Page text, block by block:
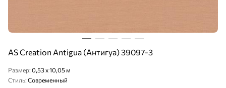
AS Creation Antigua (Антигуа) 39097-3
Размер: 0,53 x 10,05 м
Стиль: Современный